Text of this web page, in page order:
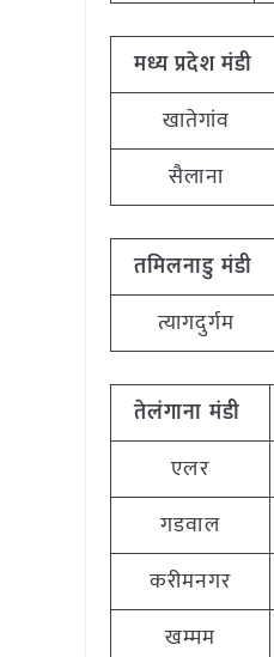
मध्य प्रदेश मंडी
खातेगांव
सैलाना
तमिलनाडु मंडी
त्यागदुर्गम
तेलंगाना मंडी
एलर
गडवाल
करीमनगर
खम्मम